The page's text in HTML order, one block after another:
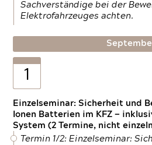
Sachverständige bei der
Elektrofahrzeuges achten.
1
Einzelseminar: Sicherheit und
Ionen Batterien im KFZ —
System (2 Termine, nicht
Termin 1/2: Einzelseminar: